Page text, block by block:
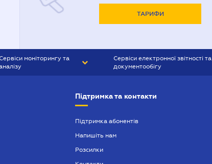
ТАРИФИ
моніторингу та
Сервіси електронної звітності та
документообігу
Підтримка та контакти
Підтримка абонентів
Напишіть нам
Розсилки